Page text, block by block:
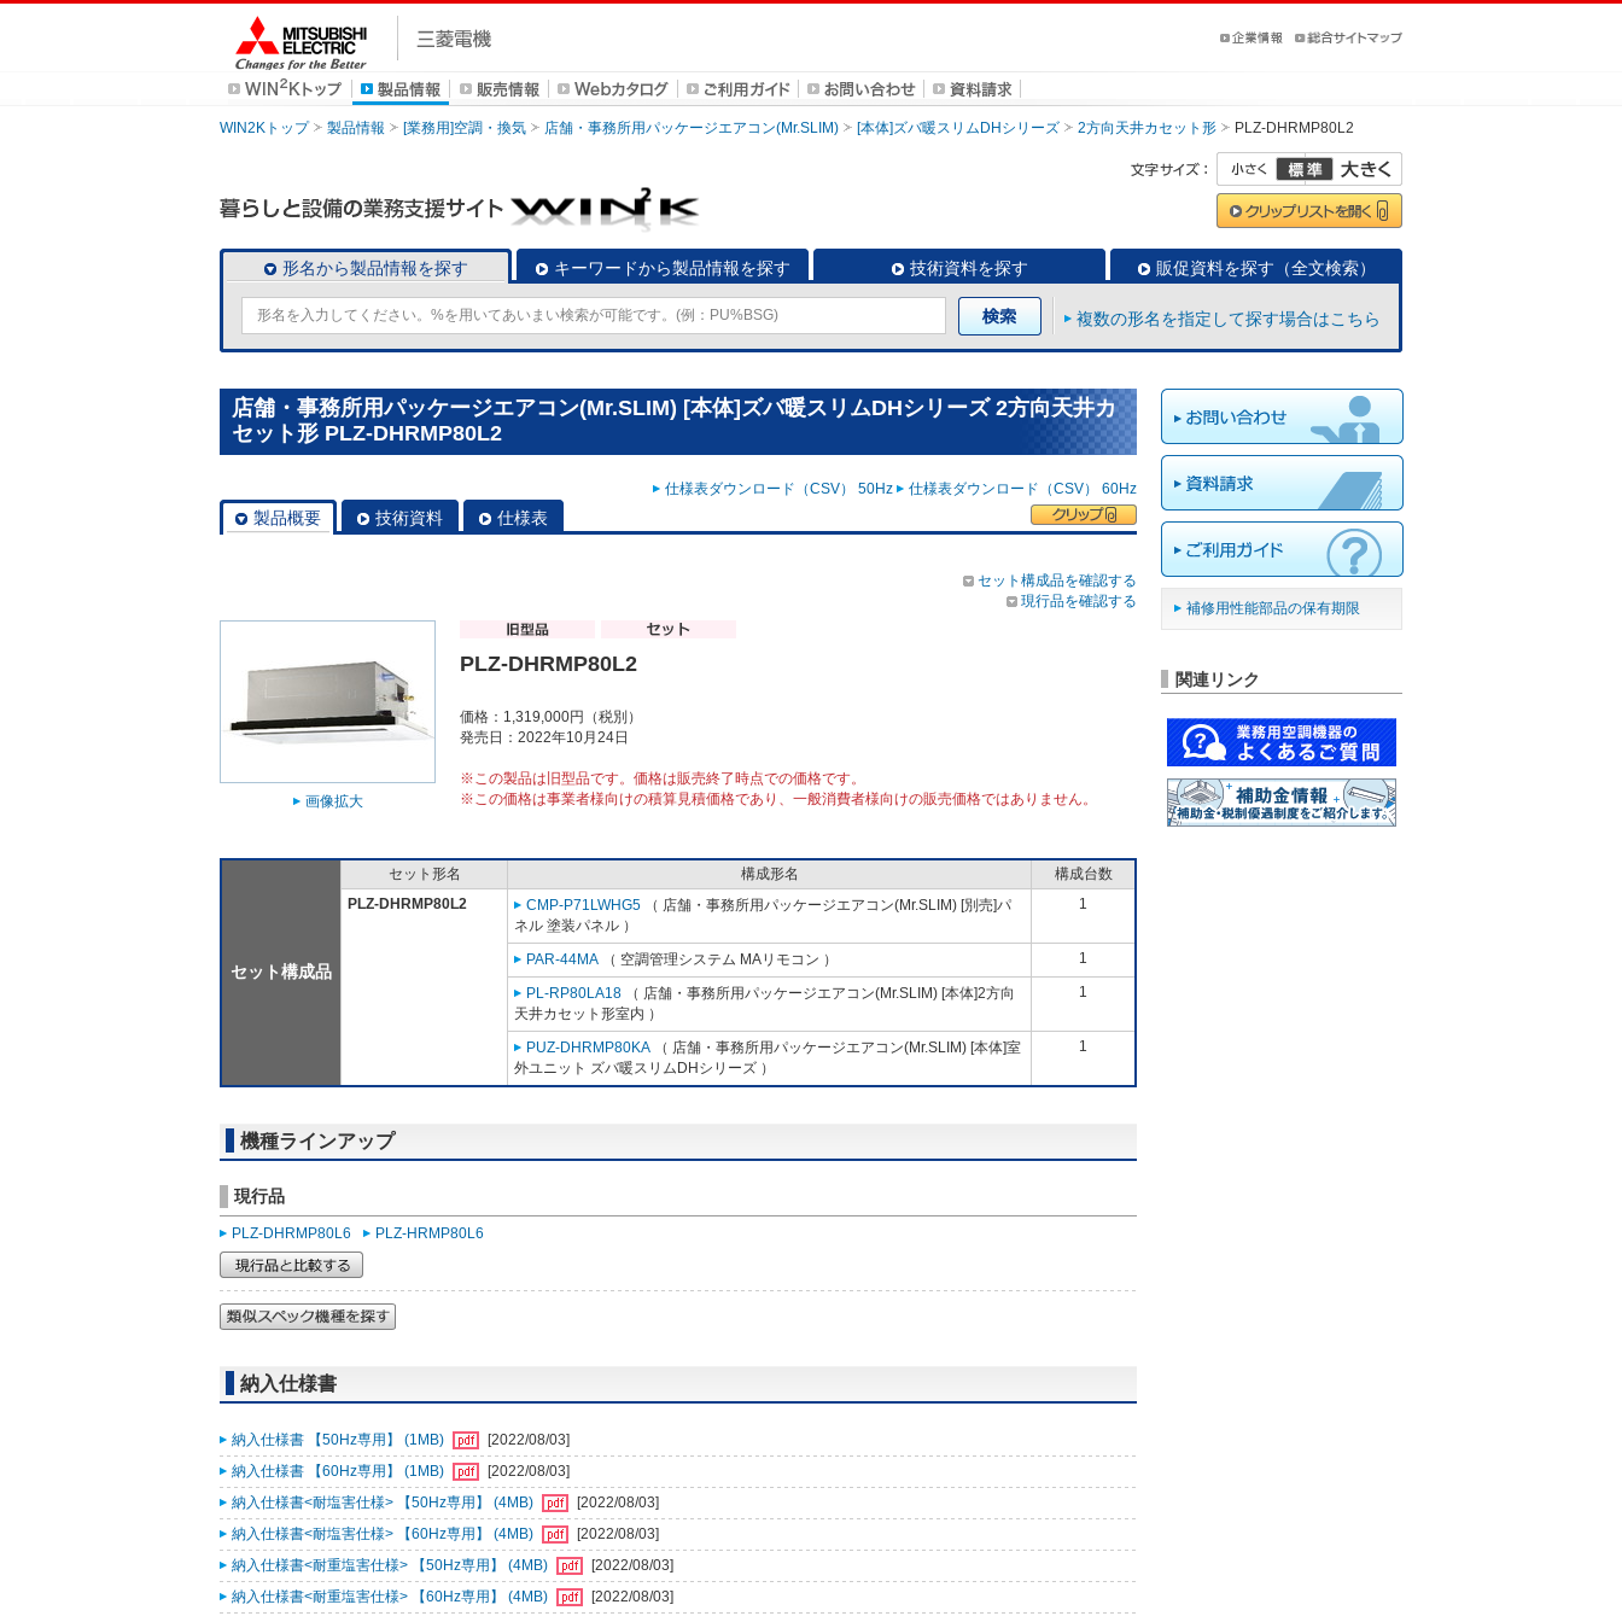
WIN2Kトップ 製品情報 [業務用]空調・換気 店舗・事務所用パッケージエアコン(Mr.SLIM) [本体]ズバ暖スリムDHシリーズ 2方向天井カセット形 PLZ-DHRMP80L2
形名から製品情報を探す キーワードから製品情報を探す 技術資料を探す 販促資料を探す（全文検索）
複数の形名を指定して探す場合はこちら
店舗・事務所用パッケージエアコン(Mr.SLIM) [本体]ズバ暖スリムDHシリーズ 2方向天井カ
セット形 PLZ-DHRMP80L2
仕様表ダウンロード（CSV） 50Hz 仕様表ダウンロード（CSV） 60Hz
製品概要 技術資料 仕様表
セット構成品を確認する
現行品を確認する
画像拡大
PLZ-DHRMP80L2
価格：1,319,000円（税別）
発売日：2022年10月24日
※この製品は旧型品です。価格は販売終了時点での価格です。
※この価格は事業者様向けの積算見積価格であり、一般消費者様向けの販売価格ではありません。
セット構成品
セット形名 構成形名
構成台数
PLZ-DHRMP80L2
CMP-P71LWHG5 （ 店舗・事務所用パッケージエアコン(Mr.SLIM) [別売]パ
ネル 塗装パネル ）
1
PAR-44MA （ 空調管理システム MAリモコン ） 1
PL-RP80LA18 （ 店舗・事務所用パッケージエアコン(Mr.SLIM) [本体]2方向
天井カセット形室内 ）
1
PUZ-DHRMP80KA （ 店舗・事務所用パッケージエアコン(Mr.SLIM) [本体]室
外ユニット ズバ暖スリムDHシリーズ ）
1
機種ラインアップ
現行品
PLZ-DHRMP80L6 PLZ-HRMP80L6
納入仕様書
納入仕様書 【50Hz専用】 (1MB)
[2022/08/03]
納入仕様書 【60Hz専用】 (1MB)
[2022/08/03]
納入仕様書<耐塩害仕様> 【50Hz専用】 (4MB)
[2022/08/03]
納入仕様書<耐塩害仕様> 【60Hz専用】 (4MB)
[2022/08/03]
納入仕様書<耐重塩害仕様> 【50Hz専用】 (4MB)
[2022/08/03]
納入仕様書<耐重塩害仕様> 【60Hz専用】 (4MB)
[2022/08/03]
補修用性能部品の保有期限
関連リンク